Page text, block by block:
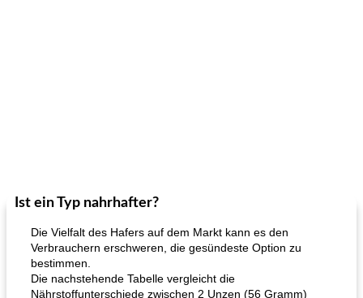
Ist ein Typ nahrhafter?
Die Vielfalt des Hafers auf dem Markt kann es den
Verbrauchern erschweren, die gesündeste Option zu
bestimmen.
Die nachstehende Tabelle vergleicht die
Nährstoffunterschiede zwischen 2 Unzen (56 Gramm)